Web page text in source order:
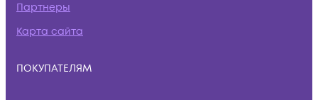
Партнеры
Карта сайта
ПОКУПАТЕЛЯМ